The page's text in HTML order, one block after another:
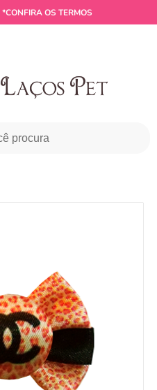
*CONFIRA OS TERMOS